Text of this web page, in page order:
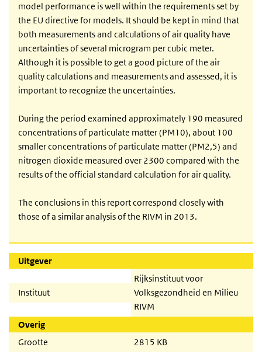
model performance is well within the requirements set by
the EU directive for models. It should be kept in mind that
both measurements and calculations of air quality have
uncertainties of several microgram per cubic meter.
Although it is possible to get a good picture of the air
quality calculations and measurements and assessed, it is
important to recognize the uncertainties.
During the period examined approximately 190 measured
concentrations of particulate matter (PM10), about 100
smaller concentrations of particulate matter (PM2,5) and
nitrogen dioxide measured over 2300 compared with the
results of the official standard calculation for air quality.
The conclusions in this report correspond closely with
those of a similar analysis of the RIVM in 2013.
Uitgever
Instituut
Rijksinstituut voor
Volksgezondheid en Milieu
RIVM
Overig
Grootte
2815 KB